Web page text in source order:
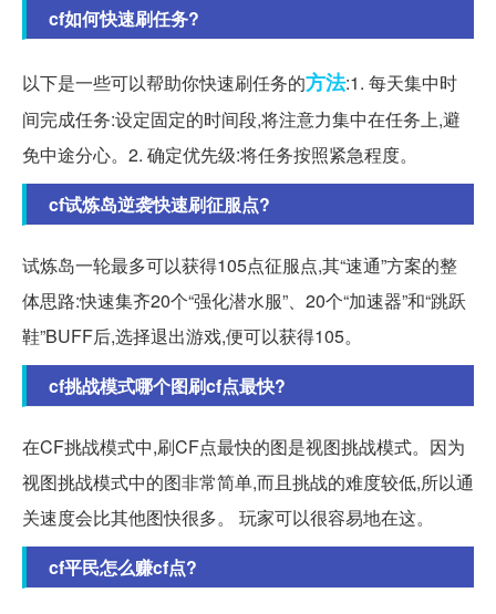
cf如何快速刷任务?
以下是一些可以帮助你快速刷任务的方法:1. 每天集中时
间完成任务:设定固定的时间段,将注意力集中在任务上,避
免中途分心。2. 确定优先级:将任务按照紧急程度。
cf试炼岛逆袭快速刷征服点?
试炼岛一轮最多可以获得105点征服点,其“速通”方案的整
体思路:快速集齐20个“强化潜水服”、20个“加速器”和“跳跃
鞋”BUFF后,选择退出游戏,便可以获得105。
cf挑战模式哪个图刷cf点最快?
在CF挑战模式中,刷CF点最快的图是视图挑战模式。因为
视图挑战模式中的图非常简单,而且挑战的难度较低,所以通
关速度会比其他图快很多。 玩家可以很容易地在这。
cf平民怎么赚cf点?